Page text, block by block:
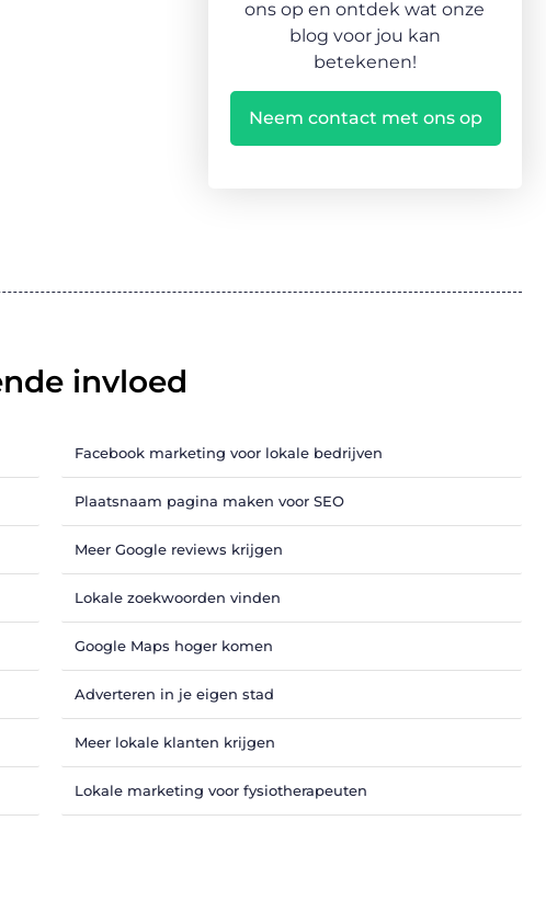
ons op en ontdek wat onze
blog voor jou kan
betekenen!
Neem contact met ons op
invloed
Facebook marketing voor lokale bedrijven
Plaatsnaam pagina maken voor SEO
Meer Google reviews krijgen
Lokale zoekwoorden vinden
Google Maps hoger komen
Adverteren in je eigen stad
Meer lokale klanten krijgen
Lokale marketing voor fysiotherapeuten